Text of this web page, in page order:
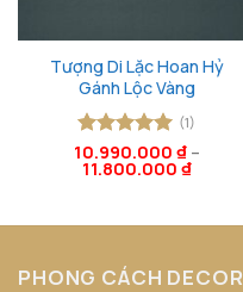
Tượng Di Lặc Hoan Hỷ
Gánh Lộc Vàng
Được xếp
hạng55
(1)
10.990.000 ₫–
11.800.000 ₫
PHONG CÁCH DECOR